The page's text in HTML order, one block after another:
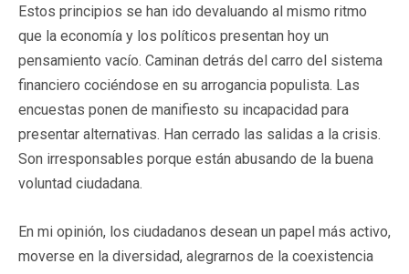
Estos principios se han ido devaluando al mismo ritmo
que la economía y los políticos presentan hoy un
pensamiento vacío. Caminan detrás del carro del sistema
financiero cociéndose en su arrogancia populista. Las
encuestas ponen de manifiesto su incapacidad para
presentar alternativas. Han cerrado las salidas a la crisis.
Son irresponsables porque están abusando de la buena
voluntad ciudadana.
En mi opinión, los ciudadanos desean un papel más activo,
moverse en la diversidad, alegrarnos de la coexistencia